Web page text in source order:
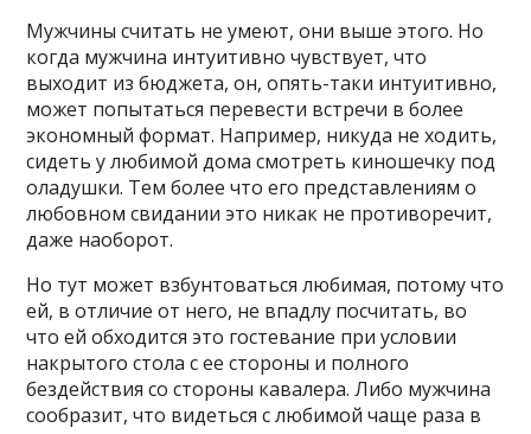
Мужчины считать не умеют, они выше этого. Но
когда мужчина интуитивно чувствует, что
выходит из бюджета, он, опять-таки интуитивно,
может попытаться перевести встречи в более
экономный формат. Например, никуда не ходить,
сидеть у любимой дома смотреть киношечку под
оладушки. Тем более что его представлениям о
любовном свидании это никак не противоречит,
даже наоборот.
Но тут может взбунтоваться любимая, потому что
ей, в отличие от него, не впадлу посчитать, во
что ей обходится это гостевание при условии
накрытого стола с ее стороны и полного
бездействия со стороны кавалера. Либо мужчина
сообразит, что видеться с любимой чаще раза в